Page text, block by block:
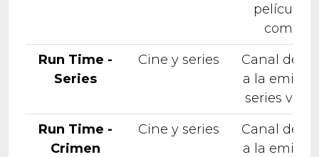
películas
Run Time -
Series
Cine y series
Canal
a la
series
Run Time -
Crimen
Cine y series
Canal
a la